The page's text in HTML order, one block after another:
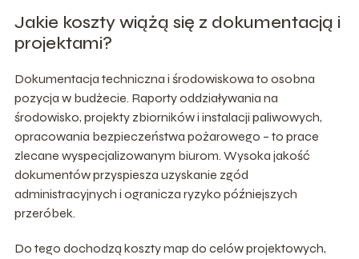
Jakie koszty wiążą się z dokumentacją i
projektami?
Dokumentacja techniczna i środowiskowa to osobna
pozycja w budżecie. Raporty oddziaływania na
środowisko, projekty zbiorników i instalacji paliwowych,
opracowania bezpieczeństwa pożarowego – to prace
zlecane wyspecjalizowanym biurom. Wysoka jakość
dokumentów przyspiesza uzyskanie zgód
administracyjnych i ogranicza ryzyko późniejszych
przeróbek.
Do tego dochodzą koszty map do celów projektowych,